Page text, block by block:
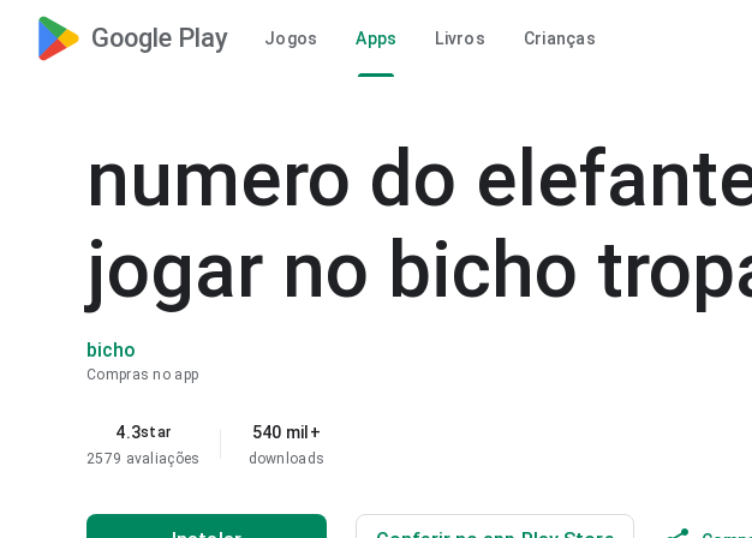
Google Play Jogos Apps Livros Crianças
numero do
jogar no bicho
bicho
Compras no app
4.3star
2579 avaliações
540 mil+
downloads